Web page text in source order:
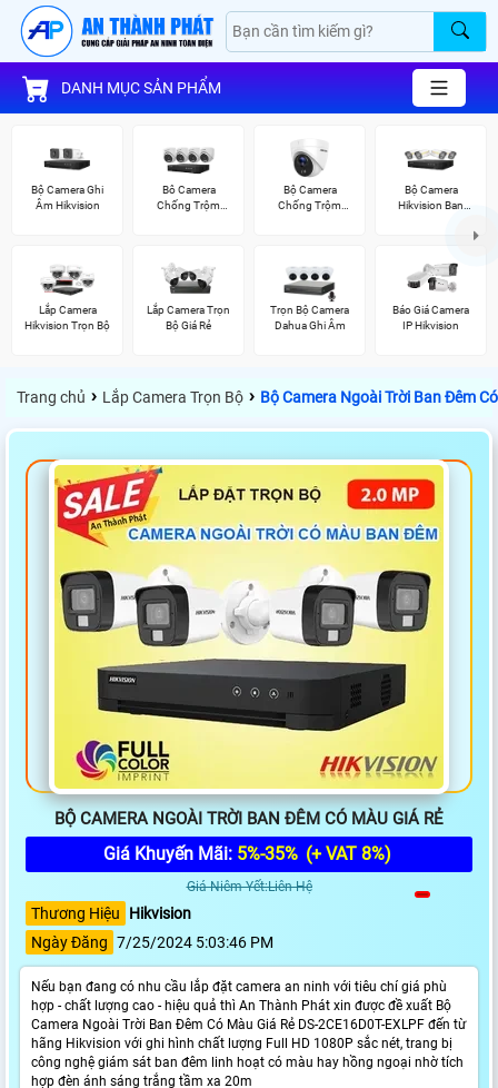
DANH MỤC SẢN PHẨM
Bộ Camera Ghi
Âm Hikvision
Bô Camera
Chống Trộm
Bộ Camera
Chống Trộm
Bộ Camera
Hikvision Ban
Lắp Camera
Hikvision Trọn Bộ
Lắp Camera Trọn
Bộ Giá Rẻ
Trọn Bộ Camera
Dahua Ghi Âm
Báo Giá Camera
IP Hikvision
Trang chủ › Lắp Camera Trọn Bộ › Bộ Camera Ngoài Trời Ban Đêm
BỘ CAMERA NGOÀI TRỜI BAN ĐÊM CÓ MÀU GIÁ RẺ
Giá Khuyến Mãi: 5%-35% (+ VAT 8%)
Giá Niêm Yết:Liên Hệ
Thương Hiệu
Hikvision
Ngày Đăng 7/25/2024 5:03:46 PM
Nếu bạn đang có nhu cầu lắp đặt camera an ninh với tiêu chí giá phù
hợp - chất lượng cao - hiệu quả thì An Thành Phát xin được đề xuất Bộ
Camera Ngoài Trời Ban Đêm Có Màu Giá Rẻ DS-2CE16D0T-EXLPF đến từ
hãng Hikvision với ghi hình chất lượng Full HD 1080P sắc nét, trang bị
công nghệ giám sát ban đêm linh hoạt có màu hay hồng ngoại nhờ tích
hợp đèn ánh sáng trắng tầm xa 20m